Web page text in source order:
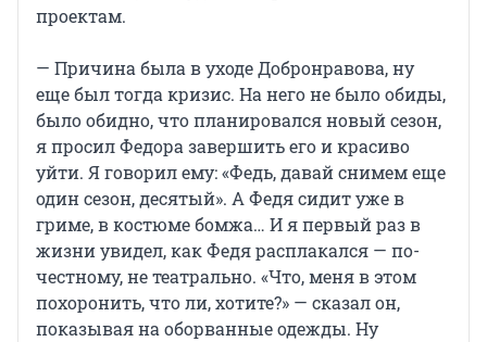
проектам.
— Причина была в уходе Добронравова, ну
еще был тогда кризис. На него не было обиды,
было обидно, что планировался новый сезон,
я просил Федора завершить его и красиво
уйти. Я говорил ему: «Федь, давай снимем еще
один сезон, десятый». А Федя сидит уже в
гриме, в костюме бомжа… И я первый раз в
жизни увидел, как Федя расплакался — по-
честному, не театрально. «Что, меня в этом
похоронить, что ли, хотите?» — сказал он,
показывая на оборванные одежды. Ну